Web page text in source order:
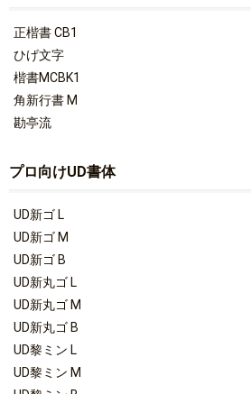
正楷書 CB1
ひげ文字
楷書MCBK1
角新行書 M
勘亭流
プロ向けUD書体
UD新ゴ L
UD新ゴ M
UD新ゴ B
UD新丸ゴ L
UD新丸ゴ M
UD新丸ゴ B
UD黎ミン L
UD黎ミン M